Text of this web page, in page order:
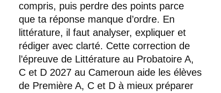
compris, puis perdre des points parce
que ta réponse manque d’ordre. En
littérature, il faut analyser, expliquer et
rédiger avec clarté. Cette correction de
l’épreuve de Littérature au Probatoire A,
C et D 2027 au Cameroun aide les élèves
de Première A, C et D à mieux préparer